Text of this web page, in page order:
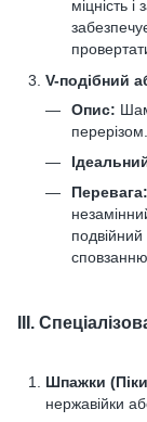
міцність
V-подібний
Опис:
перерізом.
Перевага:
III.
Шпажки
нержавійки